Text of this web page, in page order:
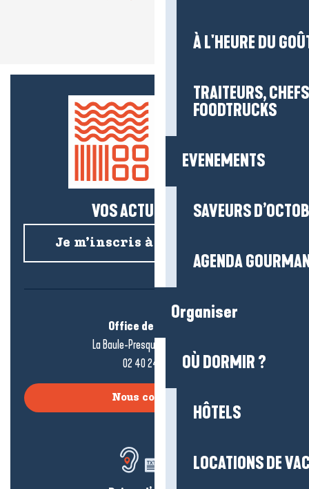
À L'HEURE DU
TRAITEURS,
FOODTRUCKS
EVENEMENTS
SAVEURS
AGENDA
Organiser
OÙ DORMIR ?
HÔTELS
LOCATIONS DE
VOS ACTUS SALÉES !
Je m’inscris à la newsletter
Office de tourisme
La Baule-Presqu’île de Guérande
02 40 24 34 44
Nous contacter